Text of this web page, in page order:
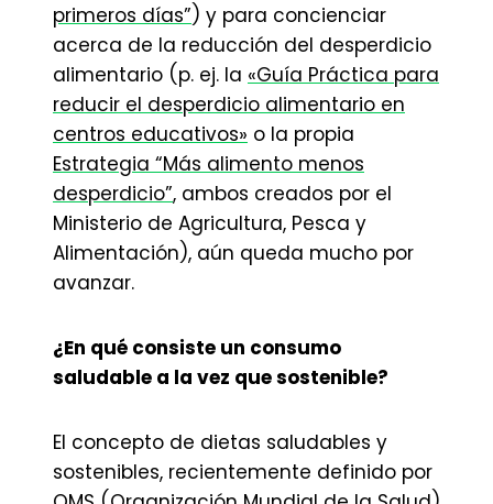
primeros días”) y para concienciar
acerca de la reducción del desperdicio
alimentario (p. ej. la «Guía Práctica para
reducir el desperdicio alimentario en
centros educativos» o la propia
Estrategia “Más alimento menos
desperdicio”, ambos creados por el
Ministerio de Agricultura, Pesca y
Alimentación), aún queda mucho por
avanzar.
¿En qué consiste un consumo
saludable a la vez que sostenible?
El concepto de dietas saludables y
sostenibles, recientemente definido por